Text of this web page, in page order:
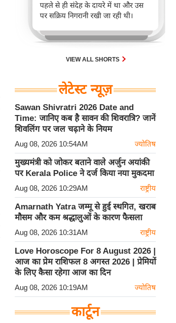
पहले से ही संदेह के दायरे में था और उस
पर सक्रिय निगरानी रखी जा रही थी।
VIEW ALL SHORTS
लेटेस्ट न्यूज़
Sawan Shivratri 2026 Date and
Time: जानिए कब है सावन की शिवरात्रि? जानें
शिवलिंग पर जल चढ़ाने के नियम
Aug 08, 2026 10:54AM ज्योतिष
मुख्यमंत्री को जोकर बताने वाले अर्जुन अयांकी
पर Kerala Police ने दर्ज किया नया मुकदमा
Aug 08, 2026 10:29AM राष्ट्रीय
Amarnath Yatra जम्मू से हुई स्थगित, खराब
मौसम और कम श्रद्धालुओं के कारण फैसला
Aug 08, 2026 10:31AM राष्ट्रीय
Love Horoscope For 8 August 2026 |
आज का प्रेम राशिफल 8 अगस्त 2026 | प्रेमियों
के लिए कैसा रहेगा आज का दिन
Aug 08, 2026 10:19AM ज्योतिष
कार्टून